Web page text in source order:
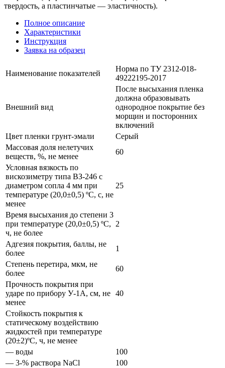
твердость, а пластинчатые — эластичность).
Полное описание
Характеристики
Инструкция
Заявка на образец
Наименование показателей
Норма по ТУ 2312-018-
49222195-2017
Внешний вид
После высыхания пленка
должна образовывать
однородное покрытие без
морщин и посторонних
включений
Цвет пленки грунт-эмали
Серый
Массовая доля нелетучих
веществ, %, не менее
60
Условная вязкость по
вискозиметру типа ВЗ-246 с
диаметром сопла 4 мм при
температуре (20,0±0,5) ºС, с, не
менее
25
Время высыхания до степени 3
при температуре (20,0±0,5) ºС,
ч, не более
2
Адгезия покрытия, баллы, не
более
1
Степень перетира, мкм, не
более
60
Прочность покрытия при
ударе по прибору У-1А, см, не
менее
40
Стойкость покрытия к
статическому воздействию
жидкостей при температуре
(20±2)ºС, ч, не менее
— воды
100
— 3-% раствора NaCl
100